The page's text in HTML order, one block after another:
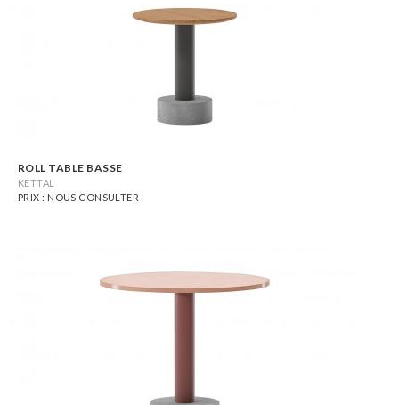
ROLL TABLE BASSE
KETTAL
PRIX : NOUS CONSULTER